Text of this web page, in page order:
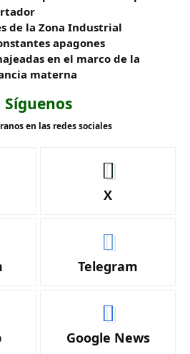
de la Zona Industrial
apagones
en el marco de la
materna
Síguenos
en las redes sociales
X
Telegram
Google News